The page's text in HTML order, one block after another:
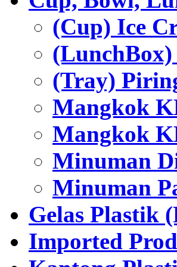
(Cup) Ice
(LunchBox)
(Tray)
Mangkok
Mangkok
Minuman
Minuman
Gelas Plastik
Imported